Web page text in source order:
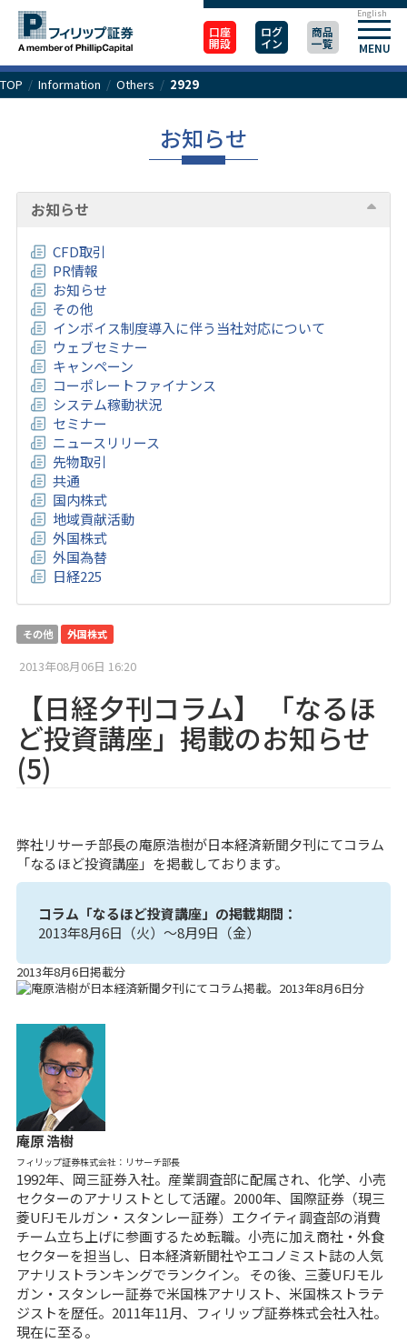
口座
開設
ログ
イン
商品
一覧 MENU
English
TOP / Information / Others / 2929
お知らせ
お知らせ
CFD取引
PR情報
お知らせ
その他
インボイス制度導入に伴う当社対応について
ウェブセミナー
キャンペーン
コーポレートファイナンス
システム稼動状況
セミナー
ニュースリリース
先物取引
共通
国内株式
地域貢献活動
外国株式
外国為替
日経225
その他 外国株式
2013年08月06日 16:20
【日経夕刊コラム】 「なるほ
ど投資講座」掲載のお知らせ
(5)
弊社リサーチ部長の庵原浩樹が日本経済新聞夕刊にてコラム
「なるほど投資講座」を掲載しております。
コラム「なるほど投資講座」の掲載期間：
2013年8月6日（火）～8月9日（金）
2013年8月6日掲載分
庵原 浩樹
フィリップ証券株式会社：リサーチ部長
1992年、岡三証券入社。産業調査部に配属され、化学、小売
セクターのアナリストとして活躍。2000年、国際証券（現三
菱UFJモルガン・スタンレー証券）エクイティ調査部の消費
チーム立ち上げに参画するため転職。小売に加え商社・外食
セクターを担当し、日本経済新聞社やエコノミスト誌の人気
アナリストランキングでランクイン。 その後、三菱UFJモル
ガン・スタンレー証券で米国株アナリスト、米国株ストラテ
ジストを歴任。2011年11月、フィリップ証券株式会社入社。
現在に至る。